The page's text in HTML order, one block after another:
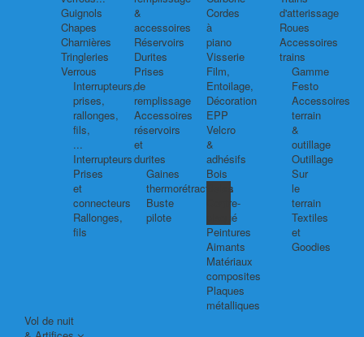
Guignols
Chapes
Charnières
Tringleries
Verrous
Interrupteurs,
prises,
rallonges,
fils,
...
Interrupteurs
Prises
et
connecteurs
Rallonges,
fils
&
accessoires
Réservoirs
Durites
Prises
de
remplissage
Accessoires
réservoirs
et
durites
Gaines
thermorétractables
Buste
pilote
Cordes
à
piano
Visserie
Film,
Entoilage,
Décoration
EPP
Velcro
&
adhésifs
Bois
Balsa
Contre-
plaqué
Peintures
Aimants
Matériaux
composites
Plaques
métalliques
d'atterissage
Roues
Accessoires
trains
Gamme
Festo
Accessoires
terrain
&
outillage
Outillage
Sur
le
terrain
Textiles
et
Goodies
Vol de nuit